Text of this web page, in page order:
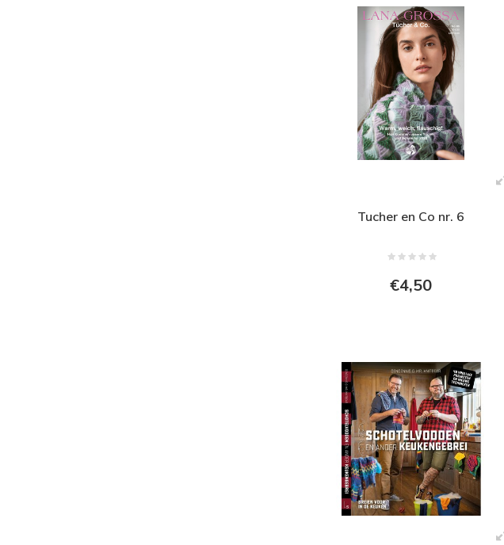
Tucher en Co nr. 6
€4,50